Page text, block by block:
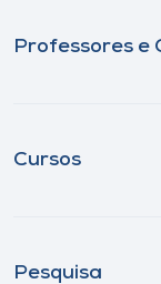
Professores e
Cursos
Pesquisa